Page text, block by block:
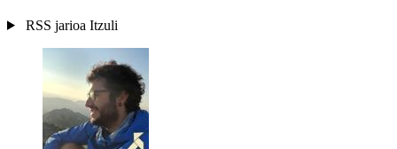
RSS jarioa Itzuli